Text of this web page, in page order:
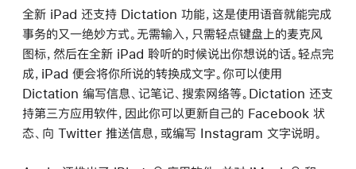
全新 iPad 还支持 Dictation 功能，这是使用语音就能完成
事务的又一绝妙方式。无需输入，只需轻点键盘上的麦克风
图标，然后在全新 iPad 聆听的时候说出你想说的话。轻点完
成，iPad 便会将你所说的转换成文字。你可以使用
Dictation 编写信息、记笔记、搜索网络等。Dictation 还支
持第三方应用软件，因此你可以更新自己的 Facebook 状
态、向 Twitter 推送信息，或编写 Instagram 文字说明。